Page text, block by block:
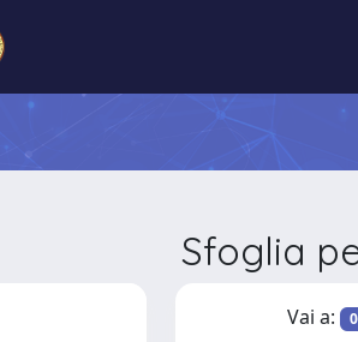
Sfoglia
Vai a: